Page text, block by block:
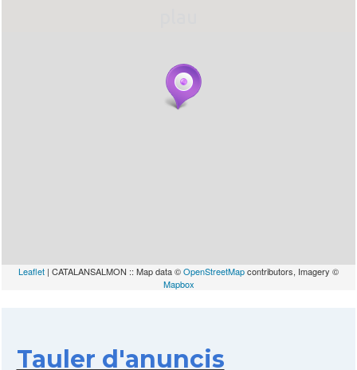
Leaflet | CATALANSALMON :: Map data ©OpenStreetMapcontributors, Imagery ©
Mapbox
Tauler d'anuncis